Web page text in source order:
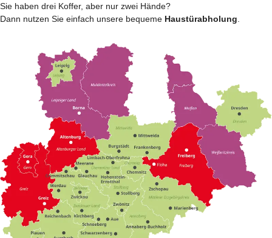
Sie haben drei Koffer, aber nur zwei Hände?
Dann nutzen Sie einfach unsere bequeme Haustürabholung